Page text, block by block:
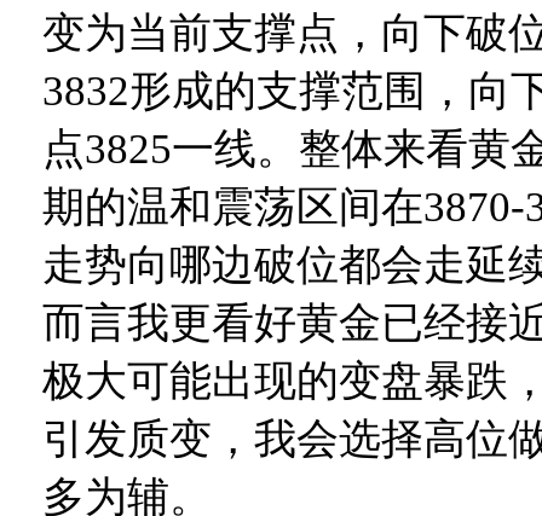
变为当前支撑点，向下破
3832形成的支撑范围，向
点3825一线。整体来看黄
期的温和震荡区间在3870-
走势向哪边破位都会走延
而言我更看好黄金已经接
极大可能出现的变盘暴跌
引发质变，我会选择高位
多为辅。